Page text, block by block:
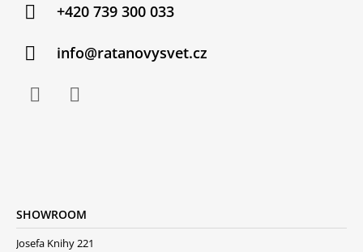
+420 739 300 033
info@ratanovysvet.cz
SHOWROOM
Josefa Knihy 221